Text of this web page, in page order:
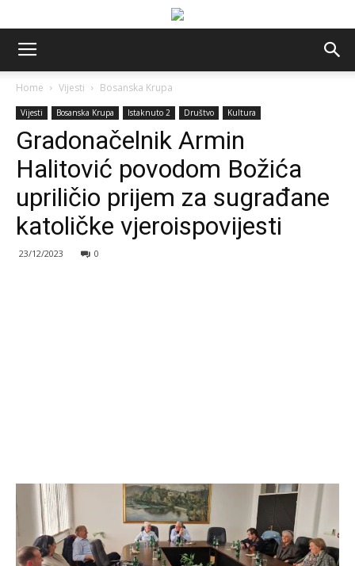
Home Vijesti Bosanska Krupa
Vijesti Bosanska Krupa Istaknuto 2 Društvo Kultura
Gradonačelnik Armin
Halitović povodom Božića
upriličio prijem za sugrađane
katoličke vjeroispovijesti
23/12/2023 0